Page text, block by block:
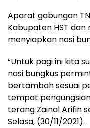
Aparat gabungan
Kabupaten HST
menyiapkan nasi
“Untuk pagi ini kita
nasi bungkus
bertambah sesuai
tempat
terang Zainal Arifin
Selasa, (30/11/2021).